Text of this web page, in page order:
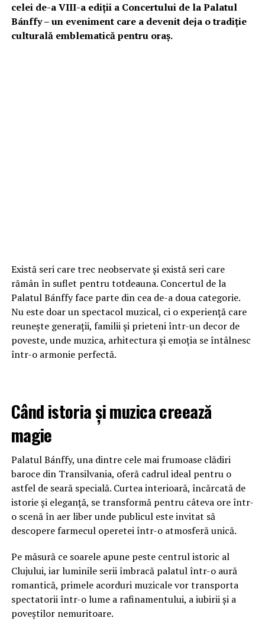
celei de-a VIII-a ediții a Concertului de la Palatul
Bánffy – un eveniment care a devenit deja o tradiție
culturală emblematică pentru oraș.
Există seri care trec neobservate și există seri care
rămân în suflet pentru totdeauna. Concertul de la
Palatul Bánffy face parte din cea de-a doua categorie.
Nu este doar un spectacol muzical, ci o experiență care
reunește generații, familii și prieteni într-un decor de
poveste, unde muzica, arhitectura și emoția se întâlnesc
într-o armonie perfectă.
Când istoria și muzica creează
magie
Palatul Bánffy, una dintre cele mai frumoase clădiri
baroce din Transilvania, oferă cadrul ideal pentru o
astfel de seară specială. Curtea interioară, încărcată de
istorie și eleganță, se transformă pentru câteva ore într-
o scenă în aer liber unde publicul este invitat să
descopere farmecul operetei într-o atmosferă unică.
Pe măsură ce soarele apune peste centrul istoric al
Clujului, iar luminile serii îmbracă palatul într-o aură
romantică, primele acorduri muzicale vor transporta
spectatorii într-o lume a rafinamentului, a iubirii și a
poveștilor nemuritoare.